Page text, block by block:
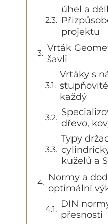
úhel a
projektu
Vrták
šavli
Vrtáky s
každý
dřevo,
Typy
kuželů a
Normy a
optimální
DIN
přesnosti